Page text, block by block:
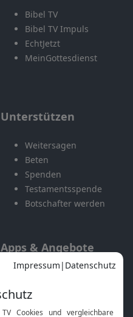
Bibel TV
Bibel TV Impuls
EchtJetzt
MeinGottesdienst
Unterstützen
Weitersagen
Beten
Spenden
Testamentsspende
Botschafter werden
Apps & Angebote
Mobile App